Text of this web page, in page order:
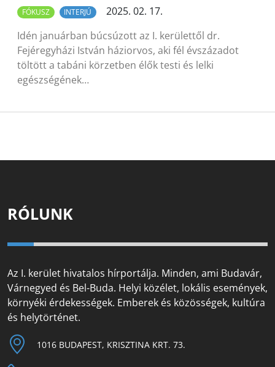
FÓKUSZ INTERJÚ
2025. 02. 17.
Idén januárban búcsúzott az I. kerülettől dr.
Fejéregyházi István háziorvos, aki fél évszázadot
töltött a tabáni körzetben élők testi és lelki
egészségének…
RÓLUNK
Az I. kerület hivatalos hírportálja. Minden, ami Budavár,
Várnegyed és Bel-Buda. Helyi közélet, lokális események,
környéki érdekességek. Emberek és közösségek, kultúra
és helytörténet.
1016 BUDAPEST, KRISZTINA KRT. 73.